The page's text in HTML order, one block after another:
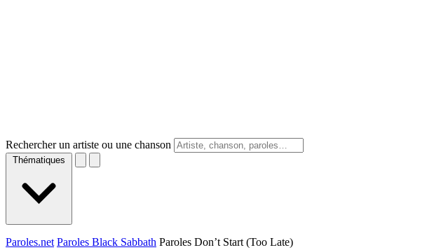
Rechercher un artiste ou une chanson
Thématiques
Paroles.net Paroles Black Sabbath Paroles Don’t Start (Too Late)